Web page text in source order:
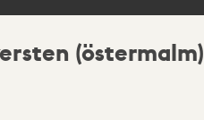
(östermalm)